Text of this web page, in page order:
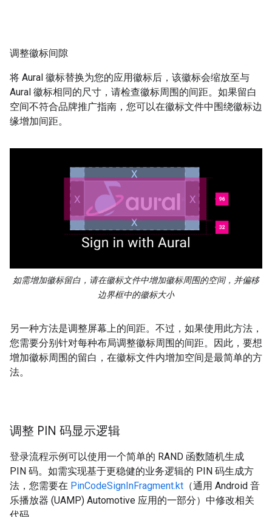
调整徽标间隙
将 Aural 徽标替换为您的应用徽标后，该徽标会缩放至与
Aural 徽标相同的尺寸，请检查徽标周围的间距。如果留白
空间不符合品牌推广指南，您可以在徽标文件中围绕徽标边
缘增加间距。
如需增加徽标留白，请在徽标文件中增加徽标周围的空间，并偏移
边界框中的徽标大小
另一种方法是调整屏幕上的间距。不过，如果使用此方法，
您需要分别针对每种布局调整徽标周围的间距。因此，要想
增加徽标周围的留白，在徽标文件内增加空间是最简单的方
法。
调整 PIN 码显示逻辑
登录流程示例可以使用一个简单的 RAND 函数随机生成
PIN 码。如需实现基于更稳健的业务逻辑的 PIN 码生成方
法，您需要在 PinCodeSignInFragment.kt （通用 Android 音
乐播放器 (UAMP) Automotive 应用的一部分）中修改相关